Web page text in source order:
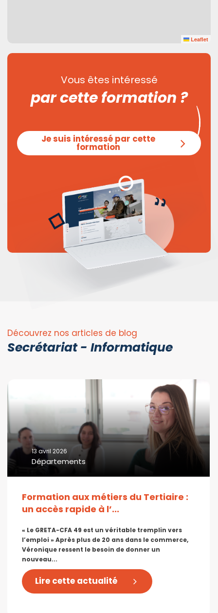
Leaflet
Vous êtes intéressé
par cette formation ?
Je suis intéressé par cette
formation
Découvrez nos articles de blog
Secrétariat - Informatique
13 avril 2026
Départements
Formation aux métiers du Tertiaire :
un accès rapide à l’...
« Le GRETA-CFA 49 est un véritable tremplin vers
l’emploi » Après plus de 20 ans dans le commerce,
Véronique ressent le besoin de donner un
nouveau...
Lire cette actualité